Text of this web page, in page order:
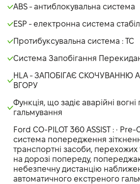
ABS - антиблокувальна система
ESP - електронна система
Протибуксувальна система : TC
Система Запобігання
HLA - ЗАПОБІГАЄ СКОЧУВАННЮ
ВГОРУ
Функція, що задіє аварійні
гальмування
Ford CO-PILOT 360 ASSIST : •
система попередження
транспортні засоби, перехожих
на дорозі попереду,
небезпечну дистанцію
автоматичного екстреного